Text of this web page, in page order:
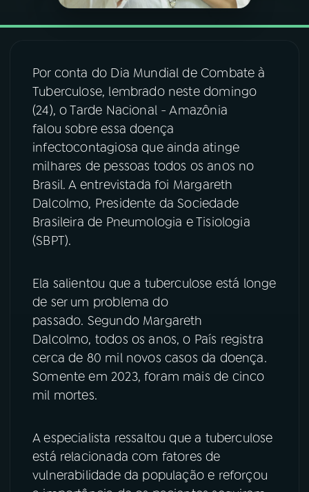
07ÚLTIMAS
08 FESTIVAL DE MÚSICA
YouTube Facebook
Instagram X
TikTok
Por conta do Dia Mundial de Combate à
Tuberculose, lembrado neste domingo
(24), o Tarde Nacional - Amazônia
falou sobre essa doença
infectocontagiosa que ainda atinge
milhares de pessoas todos os anos no
Brasil. A entrevistada foi Margareth
Dalcolmo, Presidente da Sociedade
Brasileira de Pneumologia e Tisiologia
(SBPT).
Ela salientou que a tuberculose está longe
de ser um problema do
passado. Segundo Margareth
Dalcolmo, todos os anos, o País registra
cerca de 80 mil novos casos da doença.
Somente em 2023, foram mais de cinco
mil mortes.
A especialista ressaltou que a tuberculose
está relacionada com fatores de
vulnerabilidade da população e reforçou